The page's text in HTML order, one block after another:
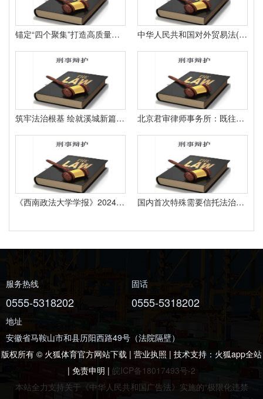
锚定“四个聚集”打造高质量立法 为保证自治区变革展开安稳供给坚实法治保证 中华人民共和国对外贸易法(2022-2025对照表中英文版)
筑牢法治根基 绘就溪城新篇——竹溪县“八五”普法工作巡礼 北京君审律师事务所：既往症拒赔先天性疾病拒赔雇主险团体意外法律服务专业之选
《西南政法大学学报》2024年第6期要目 国内首次特殊需要信托法治研讨会召开：破局特殊群体保障 共商中国特色制度构建路径
服务热线
0555-5318202
固话
0555-5318202
地址
安徽省马鞍山市和县历阳西路49号（法院隔壁）
版权所有 © 火狐体育官方网站下载 | 营业执照 | 技术支持： 火狐app全站
| 免责申明 | 皖ICP备18017493号-2
本站全力支持关于《中华人民共和国广告法》实施的“极限化违禁